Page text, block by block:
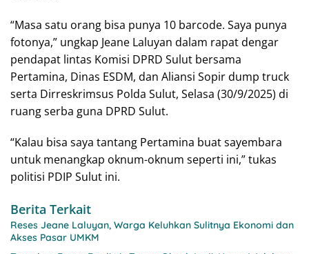
“Masa satu orang bisa punya 10 barcode. Saya punya
fotonya,” ungkap Jeane Laluyan dalam rapat dengar
pendapat lintas Komisi DPRD Sulut bersama
Pertamina, Dinas ESDM, dan Aliansi Sopir dump truck
serta Dirreskrimsus Polda Sulut, Selasa (30/9/2025) di
ruang serba guna DPRD Sulut.
“Kalau bisa saya tantang Pertamina buat sayembara
untuk menangkap oknum-oknum seperti ini,” tukas
politisi PDIP Sulut ini.
Berita Terkait
Reses Jeane Laluyan, Warga Keluhkan Sulitnya Ekonomi dan
Akses Pasar UMKM